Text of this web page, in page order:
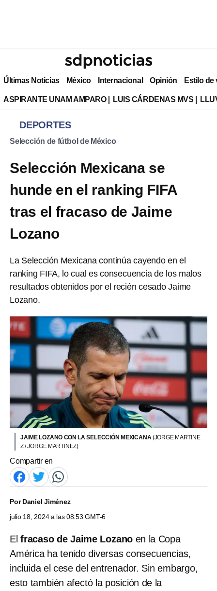
Últimas Noticias México Internacional Opinión Estilo de
ASPIRANTE UNAM AMPARO LUIS CÁRDENAS MVS
DEPORTES
Selección de fútbol de México
Selección Mexicana se
hunde en el ranking FIFA
tras el fracaso de Jaime
Lozano
La Selección Mexicana continúa cayendo en el
ranking FIFA, lo cual es consecuencia de los malos
resultados obtenidos por el recién cesado Jaime
Lozano.
JAIME LOZANO CON LA SELECCIÓN MEXICANA(JORGE MARTINE
Z / JORGE MARTINEZ)
Compartir en
PorDaniel Jiménez
julio 18, 2024 a las 08:53 GMT-6
El fracaso de Jaime Lozano en la Copa
América ha tenido diversas consecuencias,
incluida el cese del entrenador. Sin embargo,
esto también afectó la posición de la